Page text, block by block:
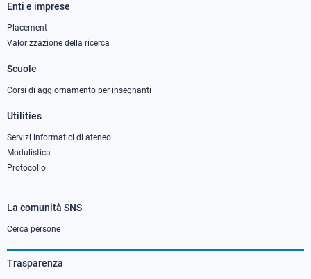
Footer
column
Enti e imprese
Placement
Valorizzazione della ricerca
Scuole
Corsi di aggiornamento per insegnanti
Utilities
Servizi informatici di ateneo
Modulistica
Protocollo
Footer
column
3
La comunità SNS
Cerca persone
Trasparenza